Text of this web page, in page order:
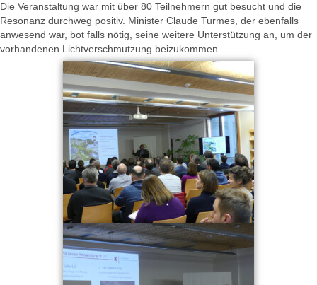
Die Veranstaltung war mit über 80 Teilnehmern gut besucht und die
Resonanz durchweg positiv. Minister Claude Turmes, der ebenfalls
anwesend war, bot falls nötig, seine weitere Unterstützung an, um der
vorhandenen Lichtverschmutzung beizukommen.